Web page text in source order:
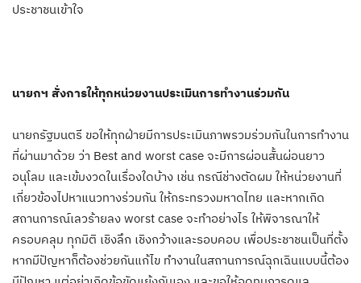
ประชาชนเข้าใจ
นายกฯ สั่งการให้ทุกหน่วยงานประเมินการทำงานร่วมกัน
นายกรัฐมนตรี ขอให้ทุกฝ่ายมีการประเมินภาพรวมร่วมกันในการทำงาน
ที่ผ่านมาด้วย ว่า Best and worst case จะมีการผ่อนสั้นผ่อนยาว
อนุโลม และเข้มงวดในเรื่องใดบ้าง เช่น กรณีช่างตัดผม ให้หน่วยงานที่
เกี่ยวข้องไปหาแนวทางร่วมกัน ให้กระทรวงมหาดไทย และหากเกิด
สถานการณ์เลวร้ายลง worst case จะทำอย่างไร ให้พิจารณาให้
ครอบคลุม ทุกมิติ เชิงลึก เชิงกว้างและรอบคอบ เพื่อประชาชนเป็นที่ตั้ง
หากมีปัญหาก็ต้องช่วยกันแก้ไข ทำงานในสถานการณ์ฉุกเฉินแบบนี้ต้อง